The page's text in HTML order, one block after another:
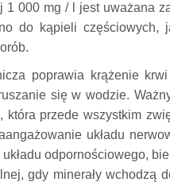
1 000 mg / l jest uważana
do kąpieli
poprawia krążenie
się w wodzie.
która przede wszystkim
układu
odpornościowego,
gdy minerały wchodzą